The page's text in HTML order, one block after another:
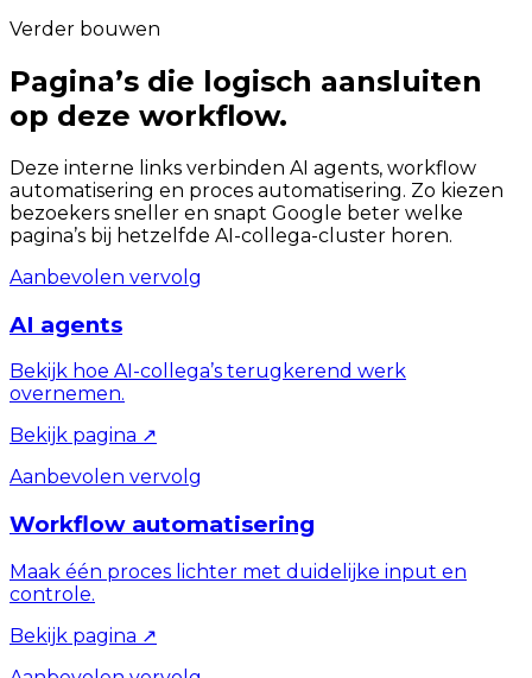
Verder bouwen
Pagina’s die logisch aansluiten
op deze workflow.
Deze interne links verbinden AI agents, workflow
automatisering en proces automatisering. Zo kiezen
bezoekers sneller en snapt Google beter welke
pagina’s bij hetzelfde AI-collega-cluster horen.
Aanbevolen vervolg
AI agents
Bekijk hoe AI-collega’s terugkerend werk
overnemen.
Bekijk pagina ↗
Aanbevolen vervolg
Workflow automatisering
Maak één proces lichter met duidelijke input en
controle.
Bekijk pagina ↗